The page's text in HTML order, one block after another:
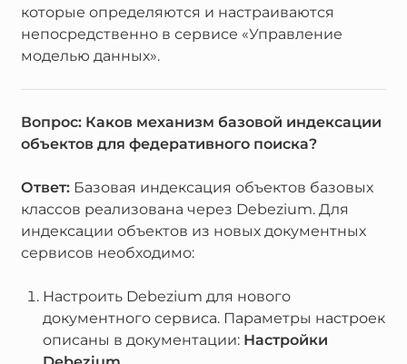
которые определяются и настраиваются
непосредственно в сервисе «Управление
моделью данных».
Вопрос: Каков механизм базовой индексации
объектов для федеративного поиска?
Ответ:Базовая индексация объектов базовых
классов реализована через Debezium. Для
индексации объектов из новых документных
сервисов необходимо:
Настроить Debezium для нового
документного сервиса. Параметры настроек
описаны в документации: Настройки